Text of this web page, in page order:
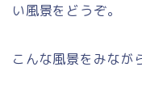
い風景をどうぞ。
こんな風景をみなが